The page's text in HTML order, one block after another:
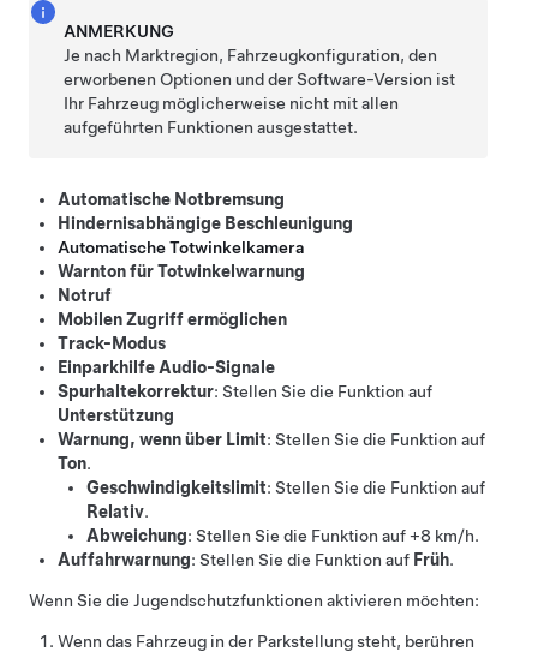
ANMERKUNG
Je nach Marktregion, Fahrzeugkonfiguration, den
erworbenen Optionen und der Software-Version ist
Ihr Fahrzeug möglicherweise nicht mit allen
aufgeführten Funktionen ausgestattet.
Automatische Notbremsung
Hindernisabhängige Beschleunigung
Automatische Totwinkelkamera
Warnton für Totwinkelwarnung
Notruf
Mobilen Zugriff ermöglichen
Track-Modus
Einparkhilfe Audio-Signale
Spurhaltekorrektur: Stellen Sie die Funktion auf
Unterstützung
Warnung, wenn über Limit: Stellen Sie die Funktion auf
Ton.
Geschwindigkeitslimit: Stellen Sie die Funktion auf
Relativ.
Abweichung: Stellen Sie die Funktion auf+8 km/h.
Auffahrwarnung: Stellen Sie die Funktion auf Früh.
Wenn Sie die Jugendschutzfunktionen aktivieren möchten:
Wenn das Fahrzeug in der Parkstellung steht, berühren